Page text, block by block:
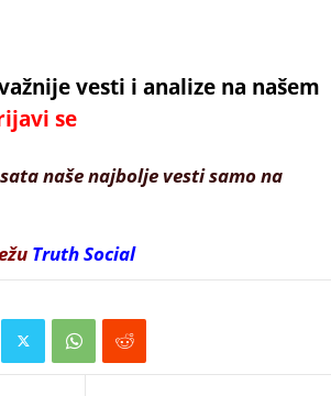
vesti i analize na našem
se
naše najbolje vesti samo na
Truth Social